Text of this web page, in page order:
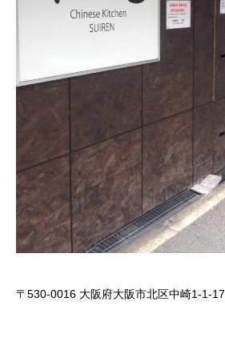
〒530-0016 大阪府大阪市北区中崎1-1-17